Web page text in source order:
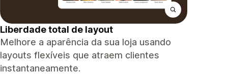
Liberdade total de layout
Melhore a aparência da sua loja usando
layouts flexíveis que atraem clientes
instantaneamente.